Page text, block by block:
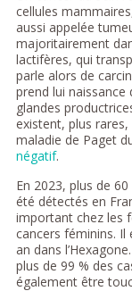
cellules
aussi appelée
majoritairement
lactifères, qui
parle alors de
prend lui naissance
glandes
existent, plus
maladie de Paget
négatif.
En 2023, plus de
été détectés en
important chez les
cancers féminins. Il
an dans
plus de 99 % des
également être